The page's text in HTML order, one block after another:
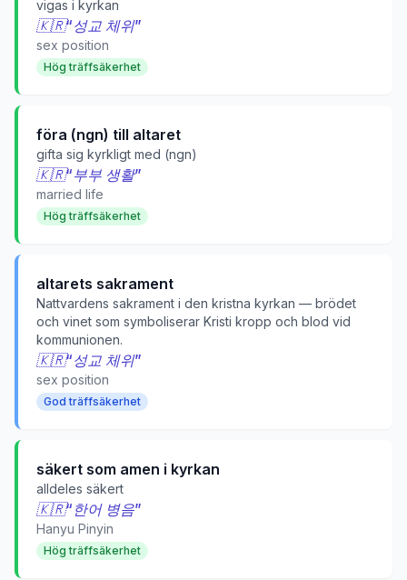
vigas i kyrkan
🇰🇷“성교 체위”
sex position
Hög träffsäkerhet
föra (ngn) till altaret
gifta sig kyrkligt med (ngn)
🇰🇷“부부 생활”
married life
Hög träffsäkerhet
altarets sakrament
Nattvardens sakrament i den kristna kyrkan — brödet
och vinet som symboliserar Kristi kropp och blod vid
kommunionen.
🇰🇷“성교 체위”
sex position
God träffsäkerhet
säkert som amen i kyrkan
alldeles säkert
🇰🇷“ 한어 병음”
Hanyu Pinyin
Hög träffsäkerhet